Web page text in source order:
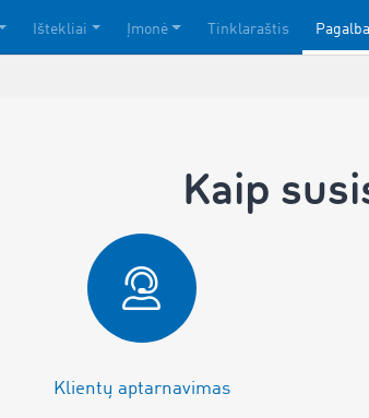
Ištekliai Įmonė Tinklaraštis Pagalba
Kaip
Klientų aptarnavimas